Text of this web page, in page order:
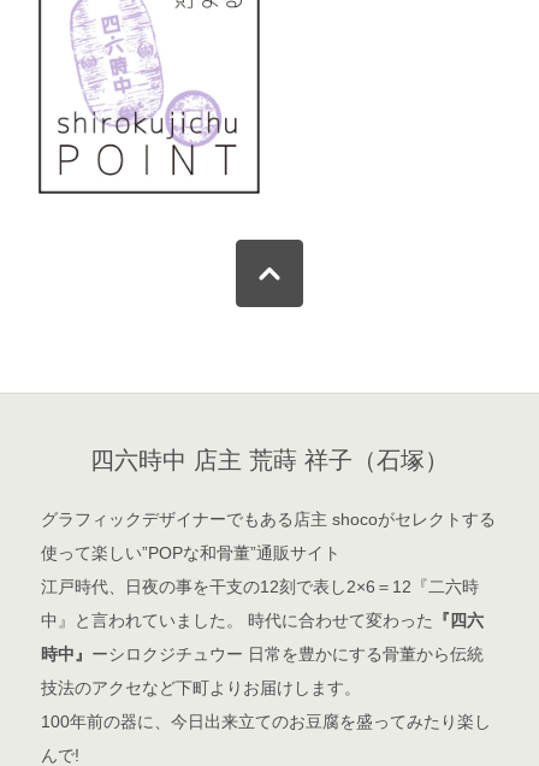
四六時中 店主 荒蒔 祥子（石塚）
グラフィックデザイナーでもある店主 shocoがセレクトする
使って楽しい”POPな和骨董”通販サイト
江戸時代、日夜の事を干支の12刻で表し2×6＝12『二六時
中』と言われていました。 時代に合わせて変わった
『四六
時中』 ーシロクジチュウー 日常を豊かにする骨董から伝統
技法のアクセなど下町よりお届けします。
100年前の器に、今日出来立てのお豆腐を盛ってみたり楽し
んで!